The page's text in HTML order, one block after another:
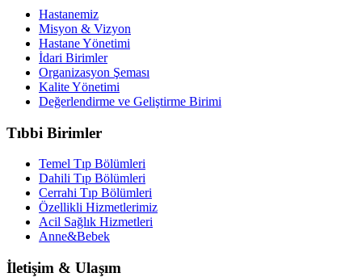
Hastanemiz
Misyon & Vizyon
Hastane Yönetimi
İdari Birimler
Organizasyon Şeması
Kalite Yönetimi
Değerlendirme ve Geliştirme Birimi
Tıbbi Birimler
Temel Tıp Bölümleri
Dahili Tıp Bölümleri
Cerrahi Tıp Bölümleri
Özellikli Hizmetlerimiz
Acil Sağlık Hizmetleri
Anne&Bebek
İletişim & Ulaşım